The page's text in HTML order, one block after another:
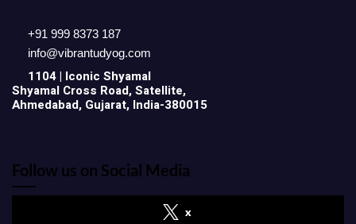
+91 999 8373 187
info@vibrantudyog.com
1104 | Iconic Shyamal
Shyamal Cross Road, Satellite,
Ahmedabad, Gujarat, India-380015
Follow us on Social Media
x